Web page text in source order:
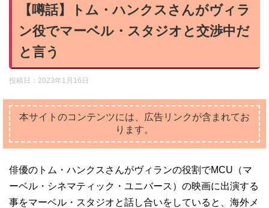
【噂話】トム・ハンクスさんがヴィラ
ン役でマーベル・スタジオと交渉中だ
と言う
投稿日： 2023年1月16日
本サイトのコンテンツには、広告リンクが含まれてお
ります。
俳優のトム・ハンクスさんがヴィランの役割でMCU（マ
ーベル・シネマティック・ユニバース）の映画に出演する
事をマーベル・スタジオと話し合いをしていると、海外メ